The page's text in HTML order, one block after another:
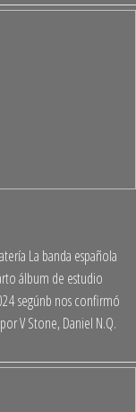
La banda española
álbum de estudio
segúnb nos confirmó
V Stone, Daniel N.Q.